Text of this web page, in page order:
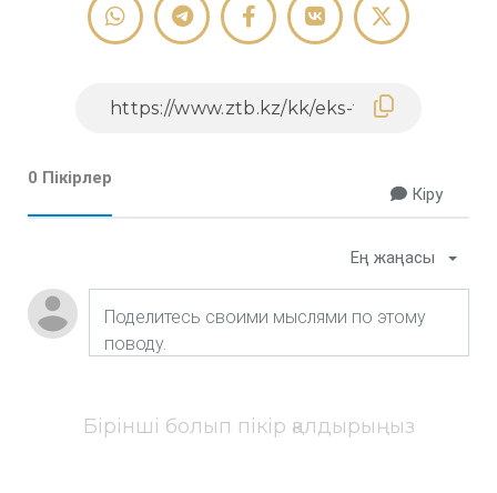
0 Пікірлер
Кіру
Ең жаңасы
Бірінші болып пікір қалдырыңыз